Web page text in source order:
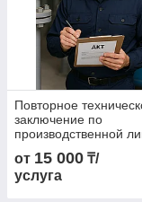
Повторное
заключение по
производственной
для списания
от 15 000 ₸/
услуга